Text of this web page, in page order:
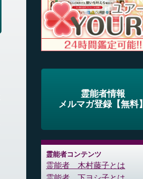
霊能者情報
メルマガ登録【無料】
霊能者コンテンツ
霊能者 木村藤子とは